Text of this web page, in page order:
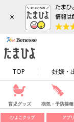
×
TOP 妊娠・
育児グッズ 病気・予防接種
ひよこクラブ アプリ